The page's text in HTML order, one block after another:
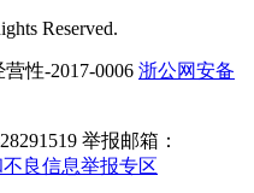
Reserved.
营性-2017-0006 浙公网安备
举报邮箱：
良信息举报专区